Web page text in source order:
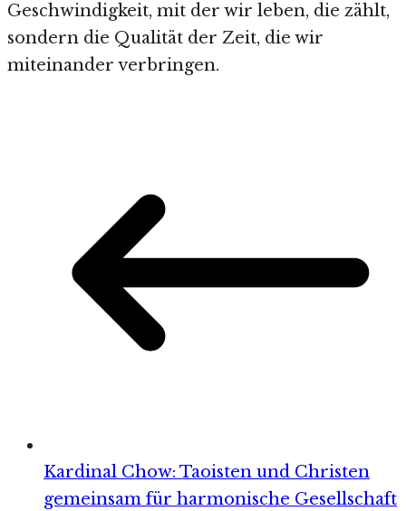
Geschwindigkeit, mit der wir leben, die zählt,
sondern die Qualität der Zeit, die wir
miteinander verbringen.
Kardinal Chow: Taoisten und Christen
gemeinsam für harmonische Gesellschaft